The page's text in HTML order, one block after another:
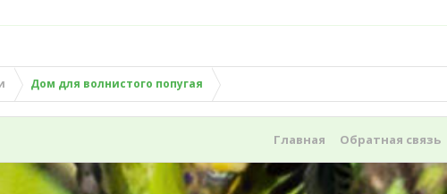
Дом для волнистого попугая
Главная Обратная связь